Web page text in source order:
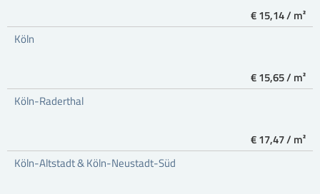
€ 15,14 / m²
Köln
€ 15,65 / m²
Köln-Raderthal
€ 17,47 / m²
Köln-Altstadt & Köln-Neustadt-Süd